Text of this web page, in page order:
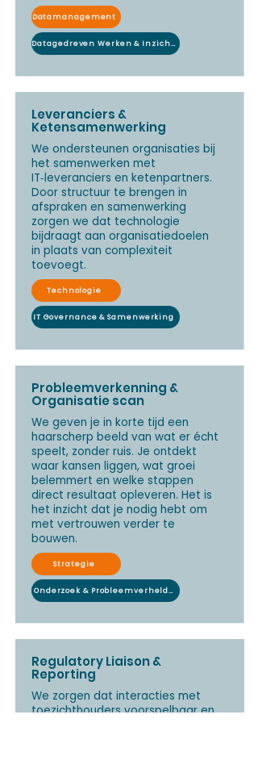
Datamanagement
Datagedreven Werken & Inzichten
Leveranciers &
Ketensamenwerking
We ondersteunen organisaties bij
het samenwerken met
IT‑leveranciers en ketenpartners.
Door structuur te brengen in
afspraken en samenwerking
zorgen we dat technologie
bijdraagt aan organisatiedoelen
in plaats van complexiteit
toevoegt.
Technologie
IT Governance & Samenwerking
Probleemverkenning &
Organisatie scan
We geven je in korte tijd een
haarscherp beeld van wat er écht
speelt, zonder ruis. Je ontdekt
waar kansen liggen, wat groei
belemmert en welke stappen
direct resultaat opleveren. Het is
het inzicht dat je nodig hebt om
met vertrouwen verder te
bouwen.
Strategie
Onderzoek & Probleemverheldering
Regulatory Liaison &
Reporting
We zorgen dat interacties met
toezichthouders voorspelbaar en